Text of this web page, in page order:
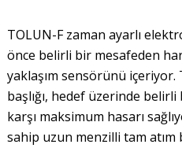
TOLUN-F zaman ayarlı
önce belirli bir mesafeden
yaklaşım sensörünü
başlığı, hedef üzerinde
karşı maksimum hasarı
sahip uzun menzilli tam